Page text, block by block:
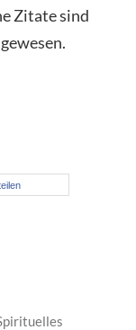
Zitate sind